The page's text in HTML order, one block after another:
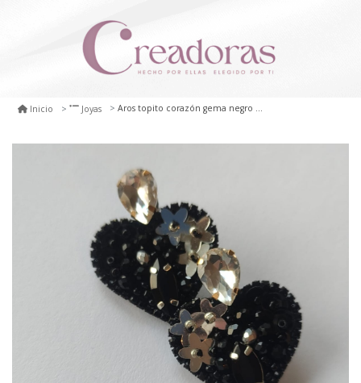
Inicio Joyas Aros topito corazón gema negro con plata